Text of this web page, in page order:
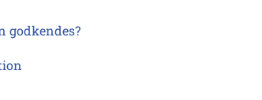
godkendes?